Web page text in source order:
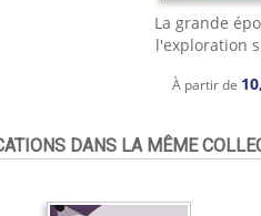
La grande
l'exploration
À partir de
DANS LA MÊME